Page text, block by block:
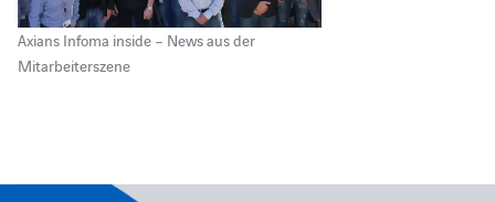
Axians Infoma inside – News aus der
Mitarbeiterszene